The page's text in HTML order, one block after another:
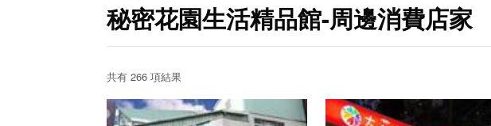
秘密花園生活精品館-周邊消費店家
共有 266 項結果